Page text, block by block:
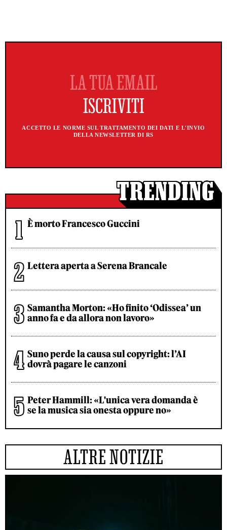
ACCETTO LE NORME SUL TRATTAMENTO DEI DATI E L'INVIO
DELLA NEWSLETTER DI RS
È morto Francesco Guccini
Lettera aperta a Serena Brancale
Samantha Morton: «Ho finito ‘Odissea’ un
anno fa e da allora non lavoro»
Suno perde la causa sul copyright: l’AI
dovrà pagare le canzoni
Peter Hammill: «L'unica vera domanda è
se la musica sia onesta oppure no»
ALTRE NOTIZIE